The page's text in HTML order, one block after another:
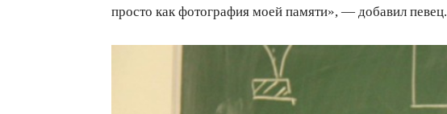
просто как фотография моей памяти», — добавил певец.